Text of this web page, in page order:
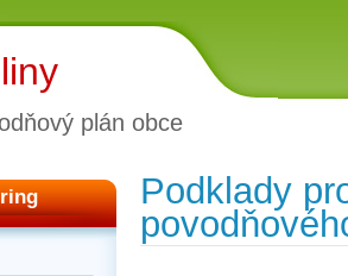
plán obce
Podklady